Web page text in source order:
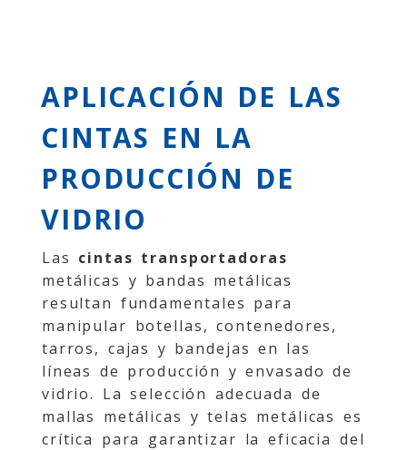
APLICACIÓN DE LAS
CINTAS EN LA
PRODUCCIÓN DE
VIDRIO
Las cintas transportadoras
metálicas y bandas metálicas
resultan fundamentales para
manipular botellas, contenedores,
tarros, cajas y bandejas en las
líneas de producción y envasado de
vidrio. La selección adecuada de
mallas metálicas y telas metálicas es
crítica para garantizar la eficacia del